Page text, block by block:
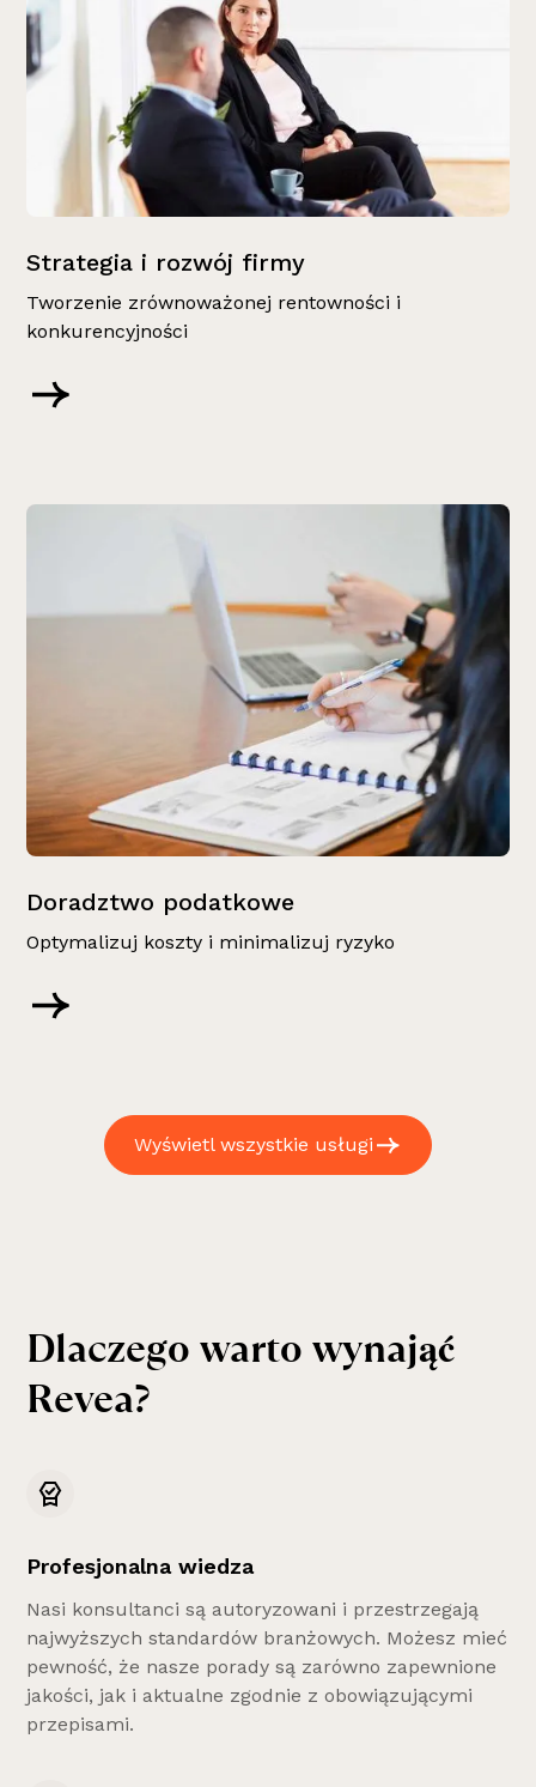
Strategia i rozwój firmy
Tworzenie zrównoważonej rentowności i
konkurencyjności
Doradztwo podatkowe
Optymalizuj koszty i minimalizuj ryzyko
Wyświetl wszystkie usługi
Dlaczego warto wynająć
Revea?
Profesjonalna wiedza
Nasi konsultanci są autoryzowani i przestrzegają
najwyższych standardów branżowych. Możesz mieć
pewność, że nasze porady są zarówno zapewnione
jakości, jak i aktualne zgodnie z obowiązującymi
przepisami.